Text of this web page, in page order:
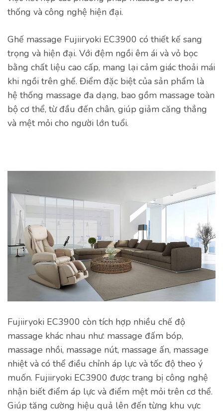
thống và công nghệ hiện đại.
Ghế massage Fujiiryoki EC3900 có thiết kế sang
trọng và hiện đại. Với đệm ngồi êm ái và vỏ bọc
bằng chất liệu cao cấp, mang lại cảm giác thoải mái
khi ngồi trên ghế. Điểm đặc biệt của sản phẩm là
hệ thống massage đa dạng, bao gồm massage toàn
bộ cơ thể, từ đầu đến chân, giúp giảm căng thẳng
và mệt mỏi cho người lớn tuổi.
Fujiiryoki EC3900 còn tích hợp nhiều chế độ
massage khác nhau như: massage đấm bóp,
massage nhồi, massage nút, massage ấn, massage
nhiệt và có thể điều chỉnh áp lực và tốc độ theo ý
muốn. Fujiiryoki EC3900 được trang bị công nghệ
nhận biết điểm áp lực và điểm mệt mỏi trên cơ thể.
Giúp tăng cường hiệu quả lên đến từng khu vực